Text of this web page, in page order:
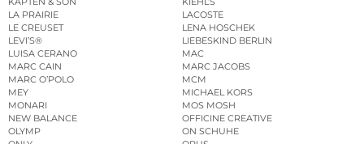
LA PRAIRIE
LACOSTE
LE CREUSET
LENA HOSCHEK
LEVI’S®
LIEBESKIND BERLIN
LUISA CERANO
MAC
MARC CAIN
MARC JACOBS
MARC O’POLO
MCM
MEY
MICHAEL KORS
MONARI
MOS MOSH
NEW BALANCE
OFFICINE CREATIVE
OLYMP
ON SCHUHE